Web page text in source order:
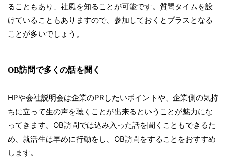
ることもあり、社風を知ることが可能です。質問タイムを設
けていることもありますので、参加しておくとプラスとなる
ことが多いでしょう。
OB訪問で多くの話を聞く
HPや会社説明会は企業のPRしたいポイントや、企業側の気持
ちに立って生の声を聴くことが出来るということが魅力にな
ってきます。OB訪問では込み入った話を聞くこともできるた
め、就活生は早めに行動をし、OB訪問をすることをおすすめ
します。